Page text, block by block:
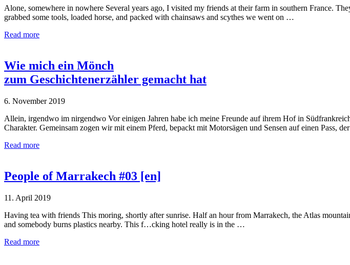
Alone, somewhere in nowhere Several years ago, I visited my friends at their farm in southern France.
grabbed some tools, loaded horse, and packed with chainsaws and scythes we went on …
Read more
Wie mich ein Mönch
zum Geschichtenerzähler gemacht hat
6. November 2019
Allein, irgendwo im nirgendwo Vor einigen Jahren habe ich meine Freunde auf ihrem Hof in
Charakter. Gemeinsam zogen wir mit einem Pferd, bepackt mit Motorsägen und Sensen auf einen Pass,
Read more
People of Marrakech #03 [en]
11. April 2019
Having tea with friends This moring, shortly after sunrise. Half an hour from Marrakech, the Atlas
and somebody burns plastics nearby. This f…cking hotel really is in the …
Read more